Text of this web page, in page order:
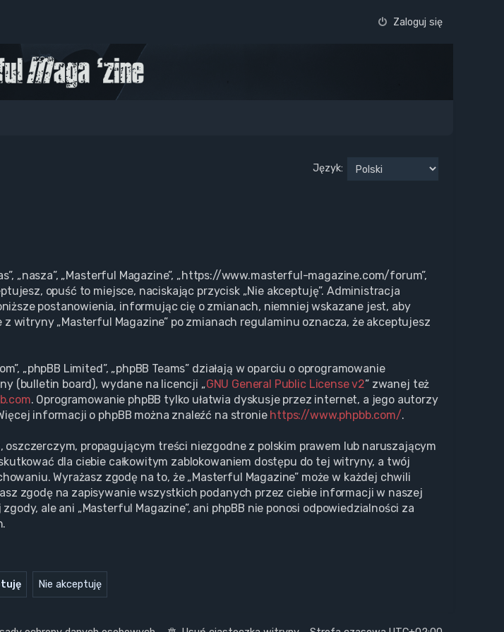
Zaloguj się
Język:
„nasza”, „Masterful Magazine”, „https://www.masterful-magazine.com/forum”,
opuść to miejsce, naciskając przycisk „Nie akceptuję”. Administracja
postanowienia, informując cię o zmianach, niemniej wskazane jest, aby
witryny „Masterful Magazine” po zmianach regulaminu oznacza, że akceptujesz
„phpBB Limited”, „phpBB Teams” działają w oparciu o oprogramowanie
(bulletin board), wydane na licencji „GNU General Public License v2” zwanej też
. Oprogramowanie phpBB tylko ułatwia dyskusje przez internet, a jego autorzy
informacji o phpBB można znaleźć na stronie https://www.phpbb.com/.
propagującym treści niezgodne z polskim prawem lub naruszającym
dla ciebie całkowitym zablokowaniem dostępu do tej witryny, a twój
Wyrażasz zgodę na to, że „Masterful Magazine” może w każdej chwili
zgodę na zapisywanie wszystkich podanych przez ciebie informacji w naszej
ale ani „Masterful Magazine”, ani phpBB nie ponosi odpowiedzialności za